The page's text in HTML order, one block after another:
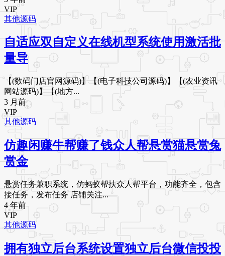
VIP
其他源码
自适应双自定义在线机型系统使用激活批
量导
【(数码门店官网源码)】【(电子科技公司源码)】【(农业资讯
网站源码)】【(地方...
3 月前
VIP
其他源码
仿趣闲赚牛帮赚了钱众人帮悬赏猫悬赏兔
赏金
悬赏任务兼职系统，仿蚂蚁帮扶众人帮平台，功能齐全，包含
接任务，发布任务 店铺关注...
4 年前
VIP
其他源码
拥有独立后台系统设置独立后台微信投投